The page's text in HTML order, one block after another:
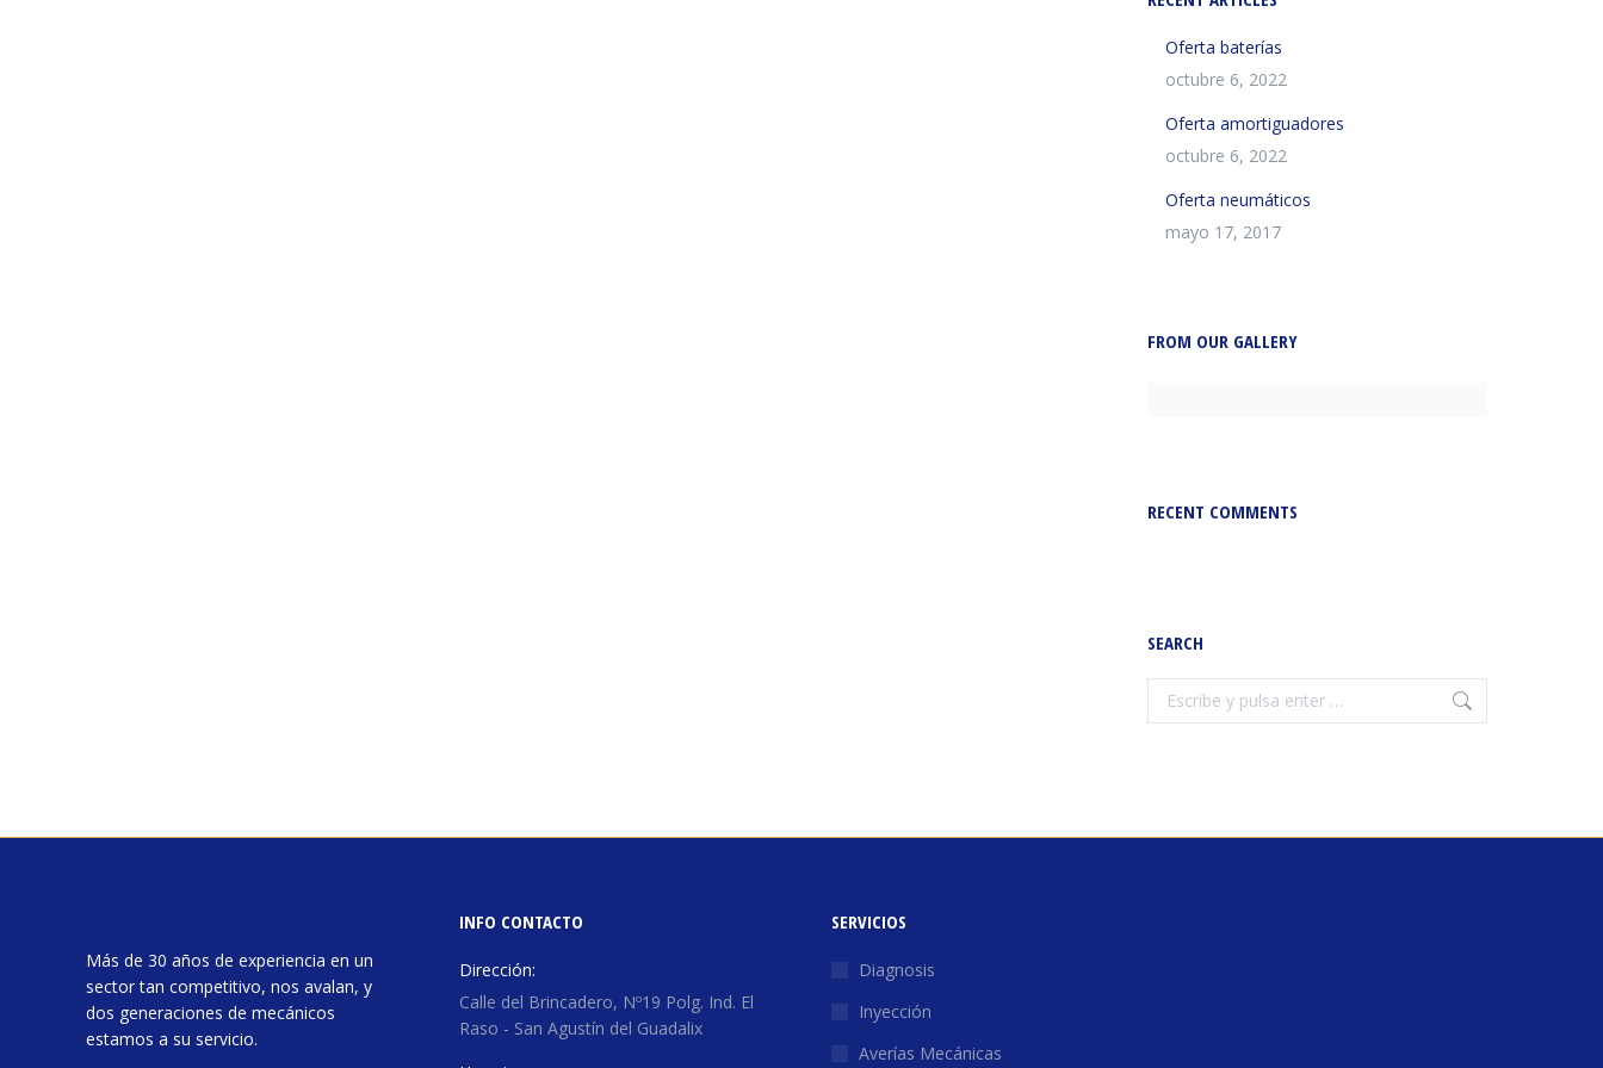
Oferta baterías
octubre 6, 2022
Oferta amortiguadores
octubre 6, 2022
Oferta neumáticos
mayo 17, 2017
FROM OUR GALLERY
RECENT COMMENTS
SEARCH
Buscar:
Más de 30 años de experiencia en un
sector tan competitivo, nos avalan, y
dos generaciones de mecánicos
estamos a su servicio.
INFO CONTACTO
Dirección:
Calle del Brincadero, Nº19 Polg. Ind. El
Raso - San Agustín del Guadalix
SERVICIOS
Diagnosis
Inyección
Averías Mecánicas